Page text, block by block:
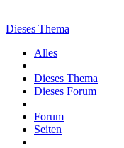
Dieses Thema
Alles
Dieses Thema
Dieses Forum
Forum
Seiten